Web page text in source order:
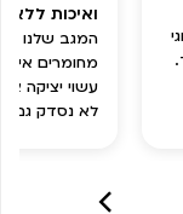
ואיכות ללא
המגב שלנו
לא נסדק גם